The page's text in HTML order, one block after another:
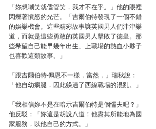
「妳想嘲笑就儘管笑，我才不在乎。」他的眼裡
閃爍著憤怒的光芒。「吉爾伯特發現了一個不錯
的娛樂機會。這些精彩故事讓英國男人們津津樂
道，而就是這些勇敢的英國男人擊敗了德皇。那
些希望自己能早幾年出生、上戰場的熱血小夥子
也喜歡這類故事。」
「跟吉爾伯特‧佩恩不一樣，當然，」瑞秋說：
「他自幼瘸腿，因此躲過了西線戰場的混亂。」
「我相信妳不是在暗示吉爾伯特是個懦夫吧？」
他反駁：「妳這是胡說八道！他盡其所能地為國
家服務，以他自己的方式。」